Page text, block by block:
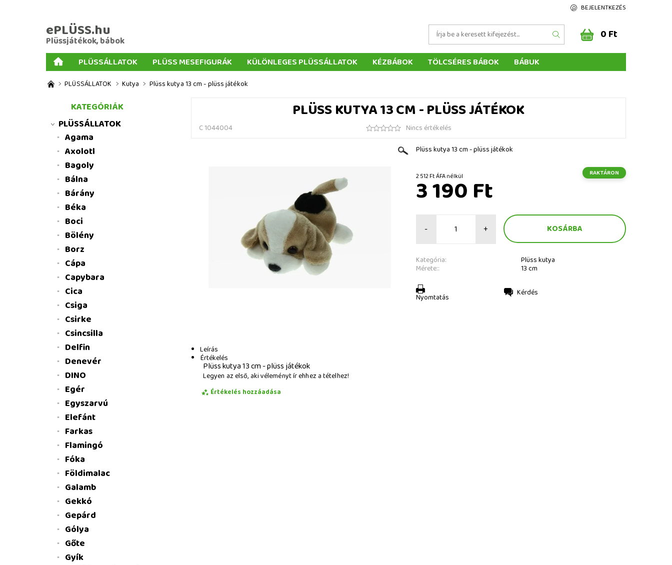
BEJELENTKEZÉS
ePLÜSS.hu
Plüssjátékok, bábok 0 Ft
PLÜSSÁLLATOK PLÜSS MESEFIGURÁK KÜLÖNLEGES PLÜSSÁLLATOK KÉZBÁBOK TÖLCSÉRES BÁBOK
BÁBUK
AJÁNDÉKOK PLÜSSÖKHÖZ
MENNYISÉGI KEDVEZMÉNYEK
ÜZLETI FELTÉTELEK
PLÜSSÁLLATOK Kutya Plüss kutya 13 cm - plüss játékok
PLÜSS KUTYA 13 CM - PLÜSS JÁTÉKOK
C 1044004
Nincs értékelés
Plüss kutya 13 cm - plüss játékok
2 512 Ft ÁFA nélkül RAKTÁRON
3 190 Ft
- +
Kategória: Plüss kutya
Mérete:: 13 cm
Nyomtatás Kérdés
Leírás
Értékelés
Plüss kutya 13 cm - plüss játékok
Legyen az első, aki véleményt ír ehhez a tételhez!
Értékelés hozzáadása
KATEGÓRIÁK
PLÜSSÁLLATOK
Agama
Axolotl
Bagoly
Bálna
Bárány
Béka
Boci
Bölény
Borz
Cápa
Capybara
Cica
Csiga
Csirke
Csincsilla
Delfin
Denevér
DINO
Egér
Egyszarvú
Elefánt
Farkas
Flamingó
Fóka
Földimalac
Galamb
Gekkó
Gepárd
Gólya
Gőte
Gyík